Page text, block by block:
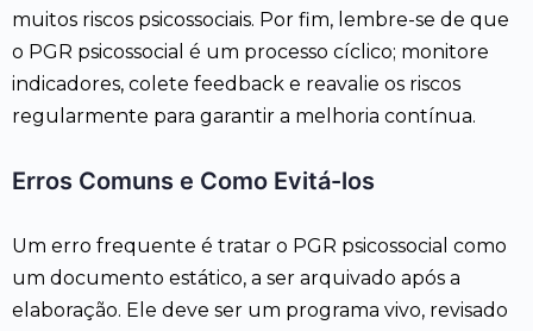
muitos riscos psicossociais. Por fim, lembre-se de que
o PGR psicossocial é um processo cíclico; monitore
indicadores, colete feedback e reavalie os riscos
regularmente para garantir a melhoria contínua.
Erros Comuns e Como Evitá-los
Um erro frequente é tratar o PGR psicossocial como
um documento estático, a ser arquivado após a
elaboração. Ele deve ser um programa vivo, revisado